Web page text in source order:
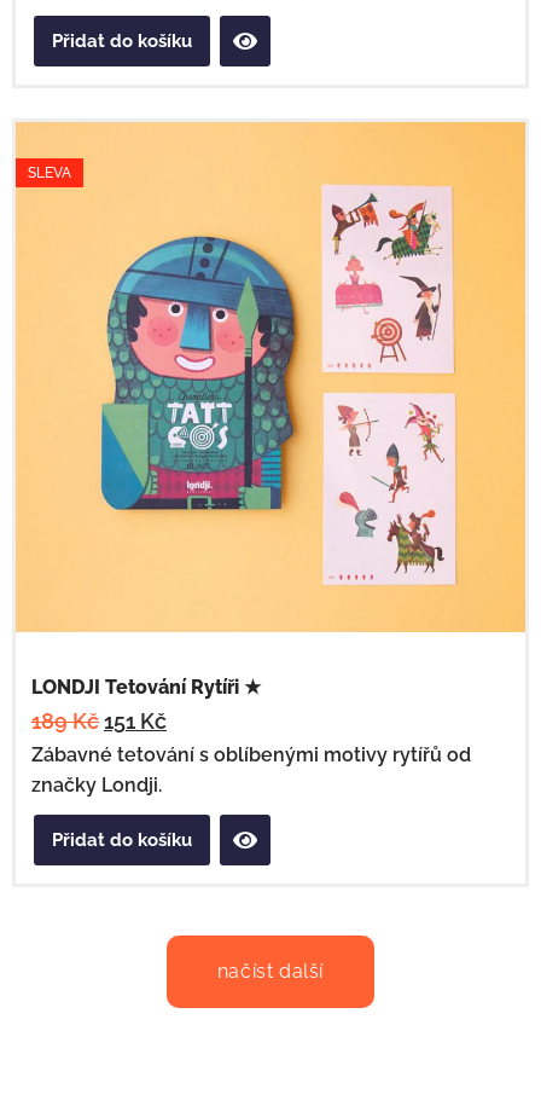
Přidat do košíku
SLEVA
LONDJI Tetování Rytíři ★
189Kč151 Kč
Zábavné tetování s oblíbenými motivy rytířů od
značky Londji.
Přidat do košíku
načíst další